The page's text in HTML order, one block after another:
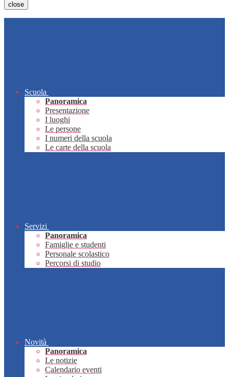
close
Scuola
Panoramica
Presentazione
I luoghi
Le persone
I numeri della scuola
Le carte della scuola
Servizi
Panoramica
Famiglie e studenti
Personale scolastico
Percorsi di studio
Novità
Panoramica
Le notizie
Calendario eventi